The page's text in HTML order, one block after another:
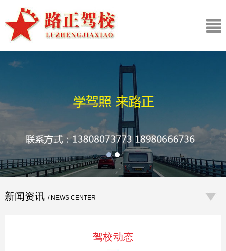
新闻资讯 / NEWS CENTER
驾校动态